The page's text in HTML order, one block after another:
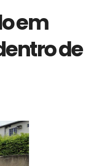
em
de